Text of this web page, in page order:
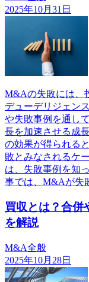
2025年10月31日
M&Aの失敗には、
デューデリジェン
や失敗事例を通し
長を加速させる成
の効果が得られる
敗とみなされるケ
は、失敗事例を知
事では、M&Aが失
買収とは？合
を解説
M&A全般
2025年10月28日